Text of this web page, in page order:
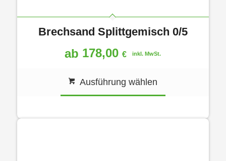
Brechsand Splittgemisch 0/5
ab 178,00€ inkl. MwSt.
Ausführung wählen